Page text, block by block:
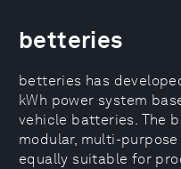
betteries
betteries has
kWh power system
vehicle batteries. The
modular, multi-
equally suitable for